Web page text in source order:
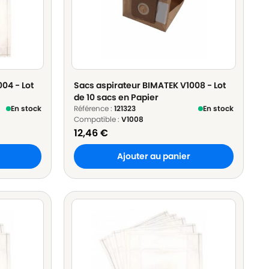
- Lot
En stock
Sacs aspirateur BIMATEK V1008 - Lot
de 10 sacs en Papier
Référence :121323
En stock
Compatible :V1008
12,46€
Ajouter au panier